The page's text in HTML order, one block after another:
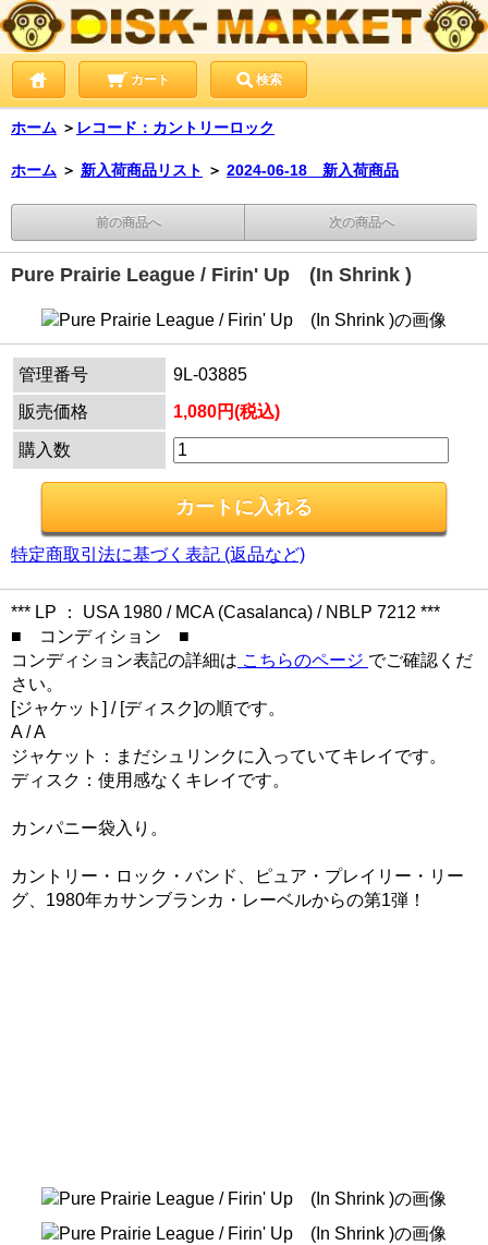
カート 検索
ホーム ＞ レコード：カントリーロック
ホーム ＞ 新入荷商品リスト ＞ 2024-06-18 新入荷商品
前の商品へ 次の商品へ
Pure Prairie League / Firin' Up (In Shrink )
管理番号
9L-03885
販売価格
1,080円(税込)
購入数
特定商取引法に基づく表記 (返品など)
*** LP ： USA 1980 / MCA (Casalanca) / NBLP 7212 ***
■ コンディション ■
コンディション表記の詳細は こちらのページ でご確認くだ
さい。
[ジャケット] / [ディスク]の順です。
A / A
ジャケット：まだシュリンクに入っていてキレイです。
ディスク：使用感なくキレイです。
カンパニー袋入り。
カントリー・ロック・バンド、ピュア・プレイリー・リー
グ、1980年カサンブランカ・レーベルからの第1弾！